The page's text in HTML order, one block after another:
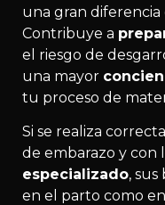
una gran
Contribuye a
el riesgo de
una mayor
tu proceso de
Si se realiza
de embarazo y con
especializado,
en el parto como